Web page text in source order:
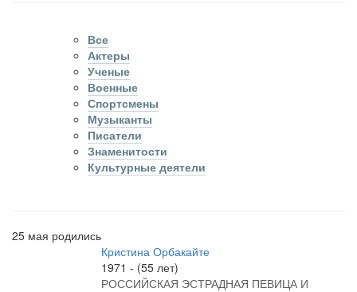
Все
Актеры
Ученые
Военные
Спортсмены
Музыканты
Писатели
Знаменитости
Культурные деятели
25 мая родились
Кристина Орбакайте
1971 - (55 лет)
РОССИЙСКАЯ ЭСТРАДНАЯ ПЕВИЦА И